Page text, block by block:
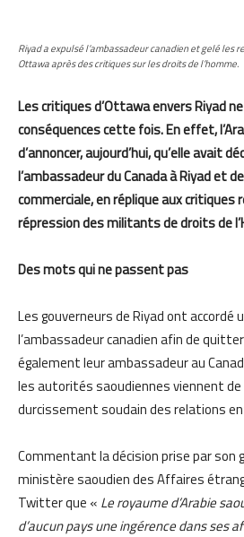
Riyad a expulsé l’ambassadeur canadien et gelé les
Ottawa après des critiques sur les droits de l’homme.
Les critiques d’Ottawa envers Riyad
conséquences cette fois. En effet,
d’annoncer, aujourd’hui, qu’elle avait
l’ambassadeur du Canada à Riyad et
commerciale, en réplique aux critiques
répression des militants de droits de
Des mots qui ne passent pas
Les gouverneurs de Riyad ont accordé
l’ambassadeur canadien afin de
également leur ambassadeur au
les autorités saoudiennes viennent de
durcissement soudain des relations
Commentant la décision prise par son
ministère saoudien des Affaires
Twitter que « Le royaume d’Arabie
d’aucun pays une ingérence dans ses